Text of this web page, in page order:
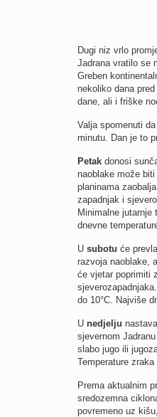
Dugi niz vrlo
Jadrana vratilo se
Greben
nekoliko dana
dane, ali i friške
Valja spomenuti
minutu. Dan je to
Petakdonosi
naoblake može
planinama
zapadnjak i
Minimalne jutarnje
dnevne
U subotu će
razvoja naoblake,
će vjetar poprimiti
do 10°C. Najviše
U nedjelju
sjevernom
slabo jugo ili
Temperature
Prema aktualnim
sredozemna
povremeno uz